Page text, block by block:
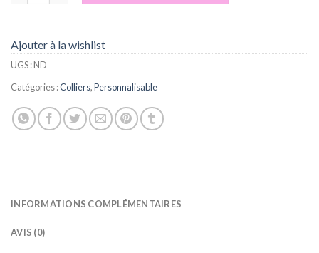
Ajouter à la wishlist
UGS :ND
Catégories :Colliers,Personnalisable
INFORMATIONS COMPLÉMENTAIRES
AVIS (0)